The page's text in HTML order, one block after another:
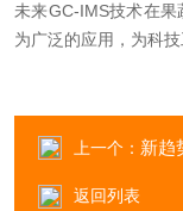
未来GC-IMS技术在
为广泛的应用，为科
上一个： 新趋势
返回列表